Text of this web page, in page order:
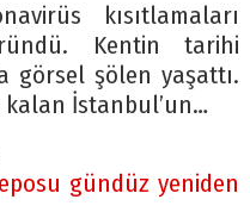
kısıtlamaları
Kentin tarihi
görsel şölen yaşattı.
kalan İstanbul’un…
gündüz yeniden